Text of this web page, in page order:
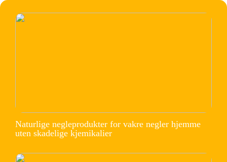
Naturlige negleprodukter for vakre negler hjemme
uten skadelige kjemikalier